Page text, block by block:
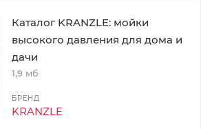
Каталог KRANZLE: мойки
высокого давления для дома и
дачи
1,9 мб
БРЕНД
KRANZLE